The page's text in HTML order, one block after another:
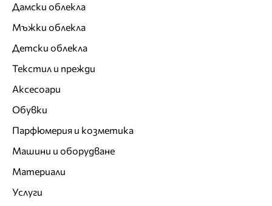
Дамски облекла
Мъжки облекла
Детски облекла
Текстил и прежди
Аксесоари
Обувки
Парфюмерия и козметика
Машини и оборудване
Материали
Услуги